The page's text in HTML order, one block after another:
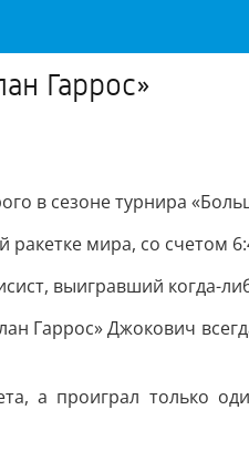
Гаррос»
в сезоне турнира
мира, со счетом
выигравший
Гаррос» Джокович
а проиграл только